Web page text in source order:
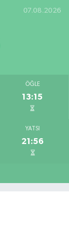
07.08.2026
ÖĞLE
13:15
YATSI
21:56